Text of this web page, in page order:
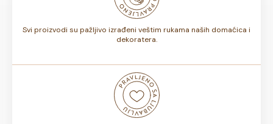
Svi proizvodi su pažljivo izrađeni veštim rukama naših domaćica i
dekoratera.